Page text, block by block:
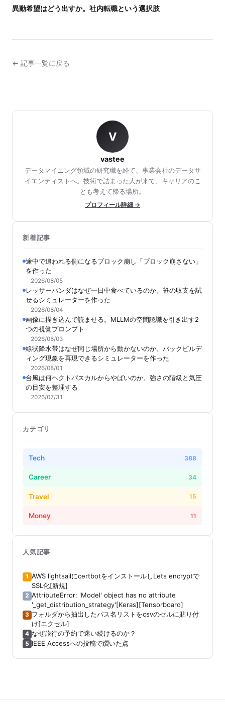
異動希望はどう出すか。社内転職という選択肢
← 記事一覧に戻る
V
vastee
データマイニング領域の研究職を経て、事業会社のデータサ
イエンティストへ。技術で詰まった人が来て、キャリアのこ
とも考えて帰る場所。
プロフィール詳細 →
新着記事
途中で追われる側になるブロック崩し「ブロック崩さない」
を作った
2026/08/05
レッサーパンダはなぜ一日中食べているのか。笹の収支を試
せるシミュレーターを作った
2026/08/04
画像に描き込んで読ませる。MLLMの空間認識を引き出す2
つの視覚プロンプト
2026/08/03
線状降水帯はなぜ同じ場所から動かないのか。バックビルデ
ィング現象を再現できるシミュレーターを作った
2026/08/01
台風は何ヘクトパスカルからやばいのか。強さの階級と気圧
の目安を整理する
2026/07/31
カテゴリ
Tech 388
Career 34
Travel 15
Money 11
人気記事
1 AWS lightsailにcertbotをインストールしLets encryptで
SSL化[新規]
2 AttributeError: 'Model' object has no attribute
'_get_distribution_strategy'[Keras][Tensorboard]
3 フォルダから抽出したパス名リストをcsvのセルに貼り付
け[エクセル]
4 なぜ旅行の予約で迷い続けるのか？
5 IEEE Accessへの投稿で躓いた点